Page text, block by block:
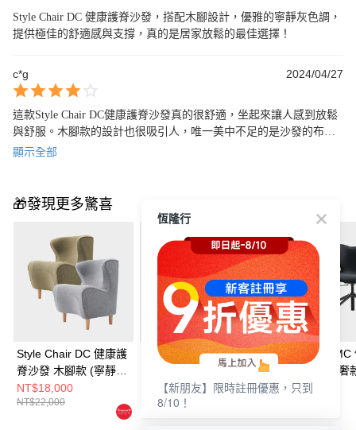
Style Chair DC 健康護脊沙發，搭配木腳設計，優雅的寧靜灰色調，
提供極佳的舒適感與支撐，真的是居家放鬆的最佳選擇！
c*g 2024/04/27
這款Style Chair DC健康護脊沙發真的很舒適，坐起來讓人感到放鬆
與舒服。木腳款的設計也很吸引人，唯一美中不足的是沙發的布料
質感不好，感覺上很容易就會弄髒又不能拆下清洗！如果另外買它
顯示全部
🎁發現更多驚喜
Style Chair DC 健康護
脊沙發 木腳款 (寧靜
灰/橄欖綠)
NT$18,000
NT$22,000
Style Chair DC 健康護
脊沙發 木腳款 (橄欖
NT$18,000
NT$22,000
Style Chair SMC
護脊電腦椅 輕奢
林綠/沉靜黑)
NT$16,880
恆隆行